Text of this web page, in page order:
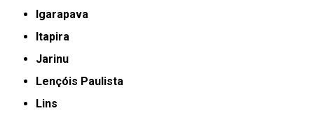
Igarapava
Itapira
Jarinu
Lençóis Paulista
Lins